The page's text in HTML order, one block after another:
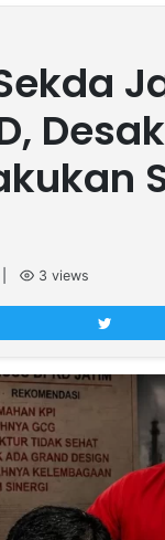
3 views